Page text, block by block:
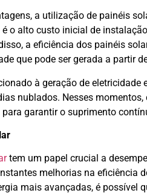
a utilização de painéis
o alto custo inicial de
a eficiência dos painéis
que pode ser gerada a partir
à geração de
nublados. Nesses
garantir o suprimento
tem um papel crucial a
melhorias na eficiência
mais avançadas, é possível